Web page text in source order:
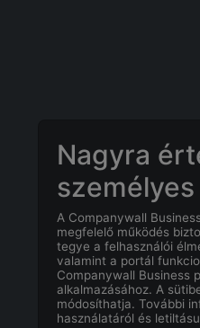
Nagyra
A Companywall
megfelelő működés
tegye a felhasználói
valamint a portál
Companywall Business
alkalmazásához. A
módosíthatja. További
használatáról és